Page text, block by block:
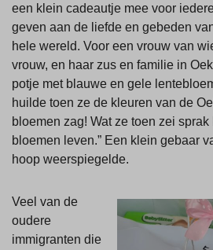
een klein cadeautje mee voor
geven aan de liefde en gebeden
hele wereld. Voor een vrouw van
vrouw, en haar zus en familie in
potje met blauwe en gele
huilde toen ze de kleuren van de
bloemen zag! Wat ze toen zei
bloemen leven.” Een klein gebaar
hoop weerspiegelde.
Veel van de
oudere
immigranten die